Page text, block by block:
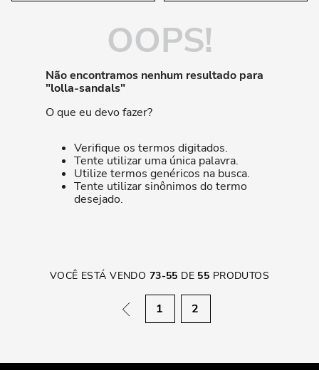
OOPS!
Não encontramos nenhum resultado para
"lolla-sandals"
O que eu devo fazer?
Verifique os termos digitados.
Tente utilizar uma única palavra.
Utilize termos genéricos na busca.
Tente utilizar sinônimos do termo
desejado.
VOCÊ ESTÁ VENDO 73-55 DE 55 PRODUTOS
1 2